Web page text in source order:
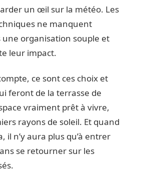
un œil sur la météo. Les
ne manquent
une organisation souple et
leur impact.
ce sont ces choix et
feront de la terrasse de
vraiment prêt à vivre,
rayons de soleil. Et quand
il n’y aura plus qu’à entrer
se retourner sur les